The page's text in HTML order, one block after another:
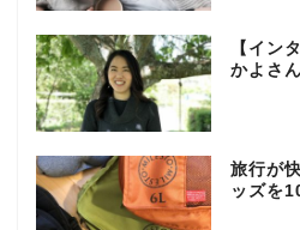
【イン
かよさ
旅行が
ッズを